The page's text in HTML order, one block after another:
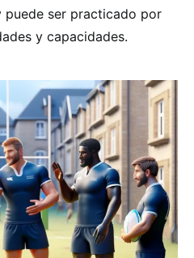
puede ser practicado por
y capacidades.